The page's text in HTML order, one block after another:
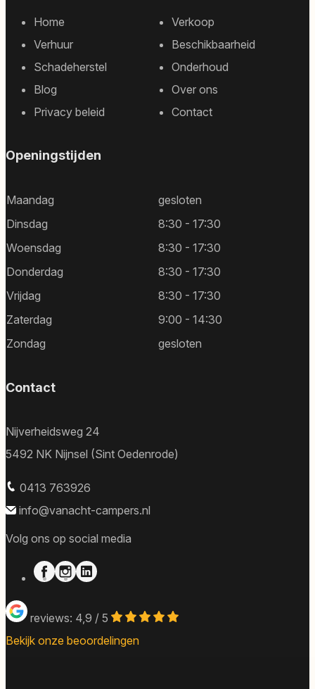
Footer
sitemap
Home
Verkoop
Verhuur
Beschikbaarheid
Schadeherstel
Onderhoud
Blog
Over ons
Privacy beleid
Contact
Openingstijden
Maandag
gesloten
Dinsdag
8:30 - 17:30
Woensdag
8:30 - 17:30
Donderdag
8:30 - 17:30
Vrijdag
8:30 - 17:30
Zaterdag
9:00 - 14:30
Zondag
gesloten
Contact
Nijverheidsweg 24
5492 NK Nijnsel (Sint Oedenrode)
0413 763926
info@vanacht-campers.nl
Volg ons op social media
reviews: 4,9 / 5
Bekijk onze beoordelingen